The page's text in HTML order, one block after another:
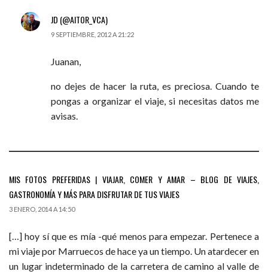
JD (@AITOR_VCA)
9 SEPTIEMBRE, 2012 A 21:22
Juanan,
no dejes de hacer la ruta, es preciosa. Cuando te
pongas a organizar el viaje, si necesitas datos me
avisas.
MIS FOTOS PREFERIDAS | VIAJAR, COMER Y AMAR – BLOG DE VIAJES,
GASTRONOMÍA Y MÁS PARA DISFRUTAR DE TUS VIAJES
3 ENERO, 2014 A 14:50
[…] hoy sí que es mía -qué menos para empezar. Pertenece a
mi viaje por Marruecos de hace ya un tiempo. Un atardecer en
un lugar indeterminado de la carretera de camino al valle de